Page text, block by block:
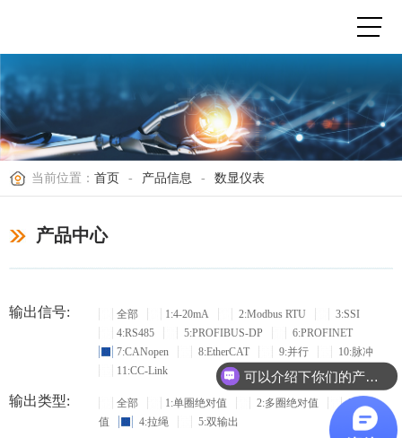
当前位置： 首页 - 产品信息 - 数显仪表
产品中心
输出信号: 全部 1:4-20mA 2:Modbus RTU
3:SSI
4:RS485
5:PROFIBUS-DP
6:PROFINET
7:CANopen
8:EtherCAT 9:并行
10:脉冲
11:CC-Link
输出类型: 全部 1:单圈绝对值 2:多圈绝对值
3:增量
值
4:拉绳 5:双输出
可以介绍下你们的产品么？